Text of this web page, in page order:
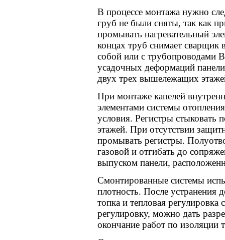
В процессе монтажа нужно
груб не были сняты, так как
промывать нагревательный
концах труб снимает сварщик
собой или с трубопроводами
усадочных деформаций
двух трех вышележащих
При монтаже капелей
элементами системы
условия. Регистры стыковать
этажей. При отсутствии
промывать регистры.
газовой и отгибать до
выпуском панели,
Смонтированные системы
плотность. После устранения
топка и тепловая
регулировку, можно дать
окончание работ по изоляции